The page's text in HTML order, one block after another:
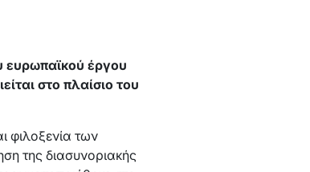
ευρωπαϊκού έργου
στο πλαίσιο του
φιλοξενία των
της διασυνοριακής